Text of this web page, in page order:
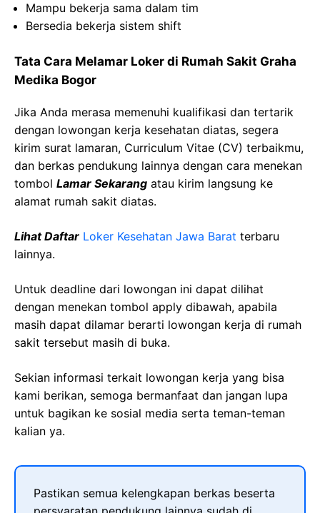
Mampu bekerja sama dalam tim
Bersedia bekerja sistem shift
Tata Cara Melamar Loker di Rumah Sakit Graha
Medika Bogor
Jika Anda merasa memenuhi kualifikasi dan tertarik
dengan lowongan kerja kesehatan diatas, segera
kirim surat lamaran, Curriculum Vitae (CV) terbaikmu,
dan berkas pendukung lainnya dengan cara menekan
tombol Lamar Sekarang atau kirim langsung ke
alamat rumah sakit diatas.
Lihat Daftar Loker Kesehatan Jawa Barat terbaru
lainnya.
Untuk deadline dari lowongan ini dapat dilihat
dengan menekan tombol apply dibawah, apabila
masih dapat dilamar berarti lowongan kerja di rumah
sakit tersebut masih di buka.
Sekian informasi terkait lowongan kerja yang bisa
kami berikan, semoga bermanfaat dan jangan lupa
untuk bagikan ke sosial media serta teman-teman
kalian ya.
Pastikan semua kelengkapan berkas beserta